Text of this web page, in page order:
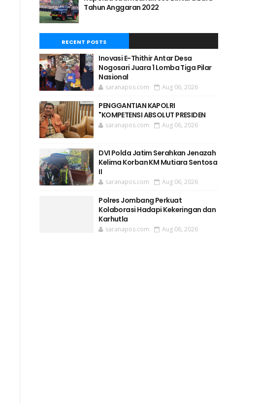
Tahun Anggaran 2022
RECENT POSTS
Inovasi E-Thithir Antar Desa
Nogosari Juara 1 Lomba Tiga Pilar
Nasional
saranapos.com Aug 06, 2026
PENGGANTIAN KAPOLRI
"KOMPETENSI ABSOLUT PRESIDEN
saranapos.com Aug 06, 2026
DVI Polda Jatim Serahkan Jenazah
Kelima Korban KM Mutiara Sentosa
II
saranapos.com Aug 06, 2026
Polres Jombang Perkuat
Kolaborasi Hadapi Kekeringan dan
Karhutla
saranapos.com Aug 06, 2026